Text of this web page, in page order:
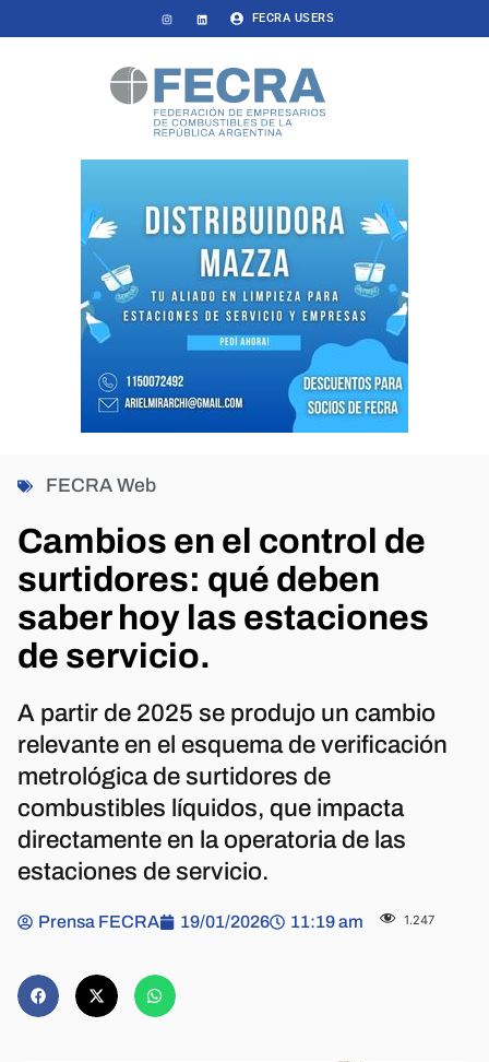
FECRA USERS
FECRA Web
Cambios en el control de
surtidores: qué deben
saber hoy las estaciones
de servicio.
A partir de 2025 se produjo un cambio
relevante en el esquema de verificación
metrológica de surtidores de
combustibles líquidos, que impacta
directamente en la operatoria de las
estaciones de servicio.
Prensa FECRA 19/01/2026 11:19 am 1.247